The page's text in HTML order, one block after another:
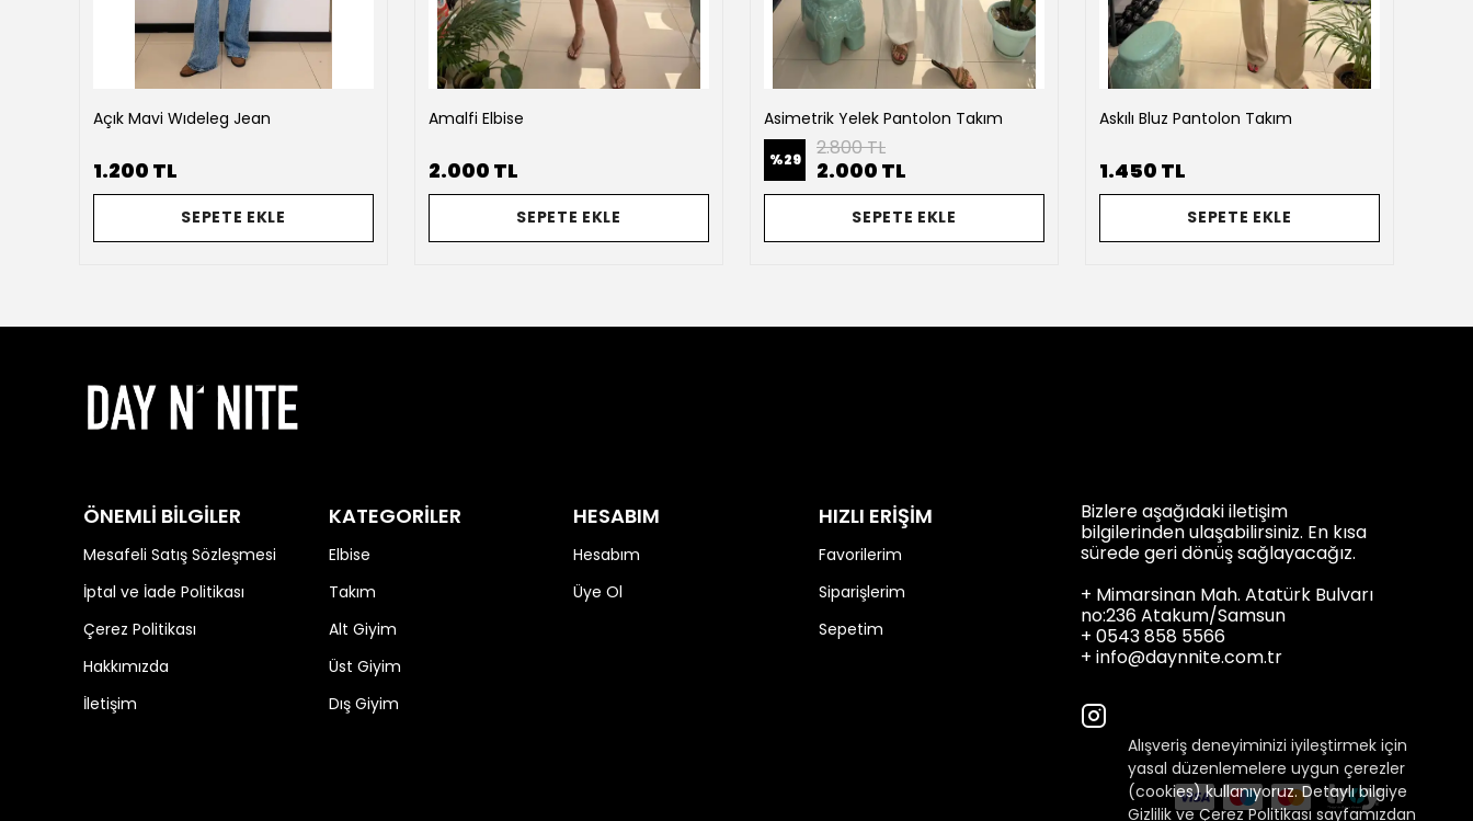
Alışveriş deneyiminizi iyileştirmek için
yasal düzenlemelere uygun çerezler
(cookies) kullanıyoruz. Detaylı bilgiye
Gizlilik ve Çerez Politikası sayfamızdan
Açık Mavi Wıdeleg Jean
1.200 TL
SEPETE EKLE
Amalfi Elbise
2.000 TL
SEPETE EKLE
Asimetrik Yelek Pantolon Takım
%29 2.800 TL
2.000 TL
SEPETE EKLE
Askılı Bluz Pantolon Takım
1.450 TL
SEPETE EKLE
ÖNEMLİ BİLGİLER
Mesafeli Satış Sözleşmesi
İptal ve İade Politikası
Çerez Politikası
Hakkımızda
İletişim
KATEGORİLER
Elbise
Takım
Alt Giyim
Üst Giyim
Dış Giyim
HESABIM
Hesabım
Üye Ol
HIZLI ERİŞİM
Favorilerim
Siparişlerim
Sepetim
Bizlere aşağıdaki iletişim
bilgilerinden ulaşabilirsiniz. En kısa
sürede geri dönüş sağlayacağız.
+ Mimarsinan Mah. Atatürk Bulvarı
no:236 Atakum/Samsun
+ 0543 858 5566
+ info@daynnite.com.tr